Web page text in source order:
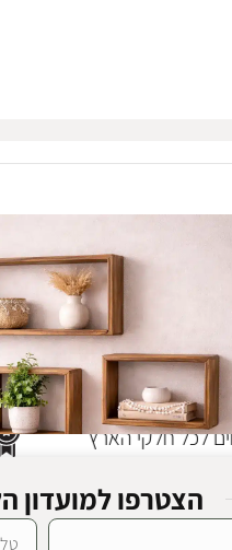
לכל חלקי הארץ
הצטרפו למועדון